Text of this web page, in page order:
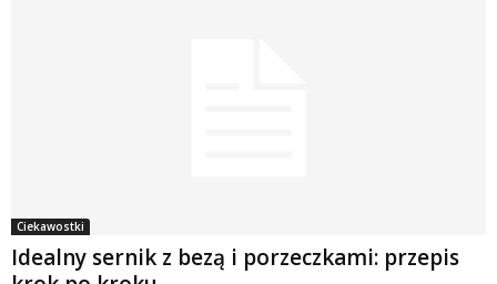
Ciekawostki
Idealny sernik z bezą i porzeczkami: przepis